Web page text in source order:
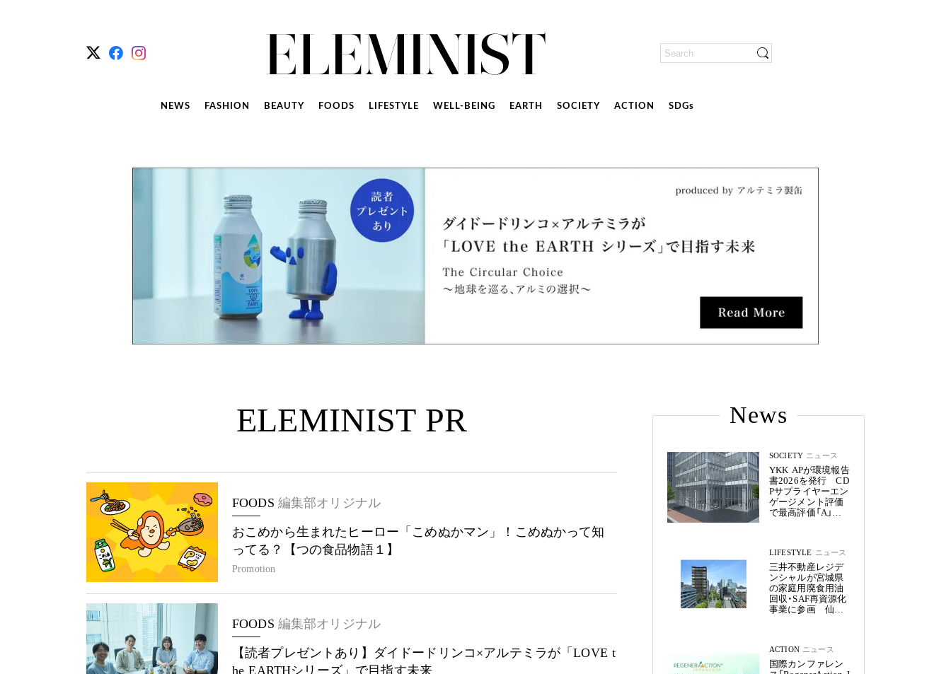
NEWS FASHION BEAUTY FOODS LIFESTYLE WELL-BEING EARTH SOCIETY ACTION SDGs
ELEMINIST PR
FOODS 編集部オリジナル
おこめから生まれたヒーロー「こめぬかマン」！こめぬかって知
ってる？【つの食品物語１】
Promotion
FOODS 編集部オリジナル
【読者プレゼントあり】ダイドードリンコ×アルテミラが「LOVE t
he EARTHシリーズ」で目指す未来
News
SOCIETY ニュース
YKK APが環境報告
書2026を発行 CD
Pサプライヤーエン
ゲージメント評価
で最高評価「A」を
LIFESTYLE ニュース
三井不動産レジデ
ンシャルが宮城県
の家庭用廃食用油
回収・SAF再資源化
事業に参画 仙台
ACTION ニュース
国際カンファレン